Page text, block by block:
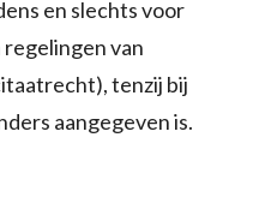
en slechts voor
regelingen van
tenzij bij
aangegeven is.